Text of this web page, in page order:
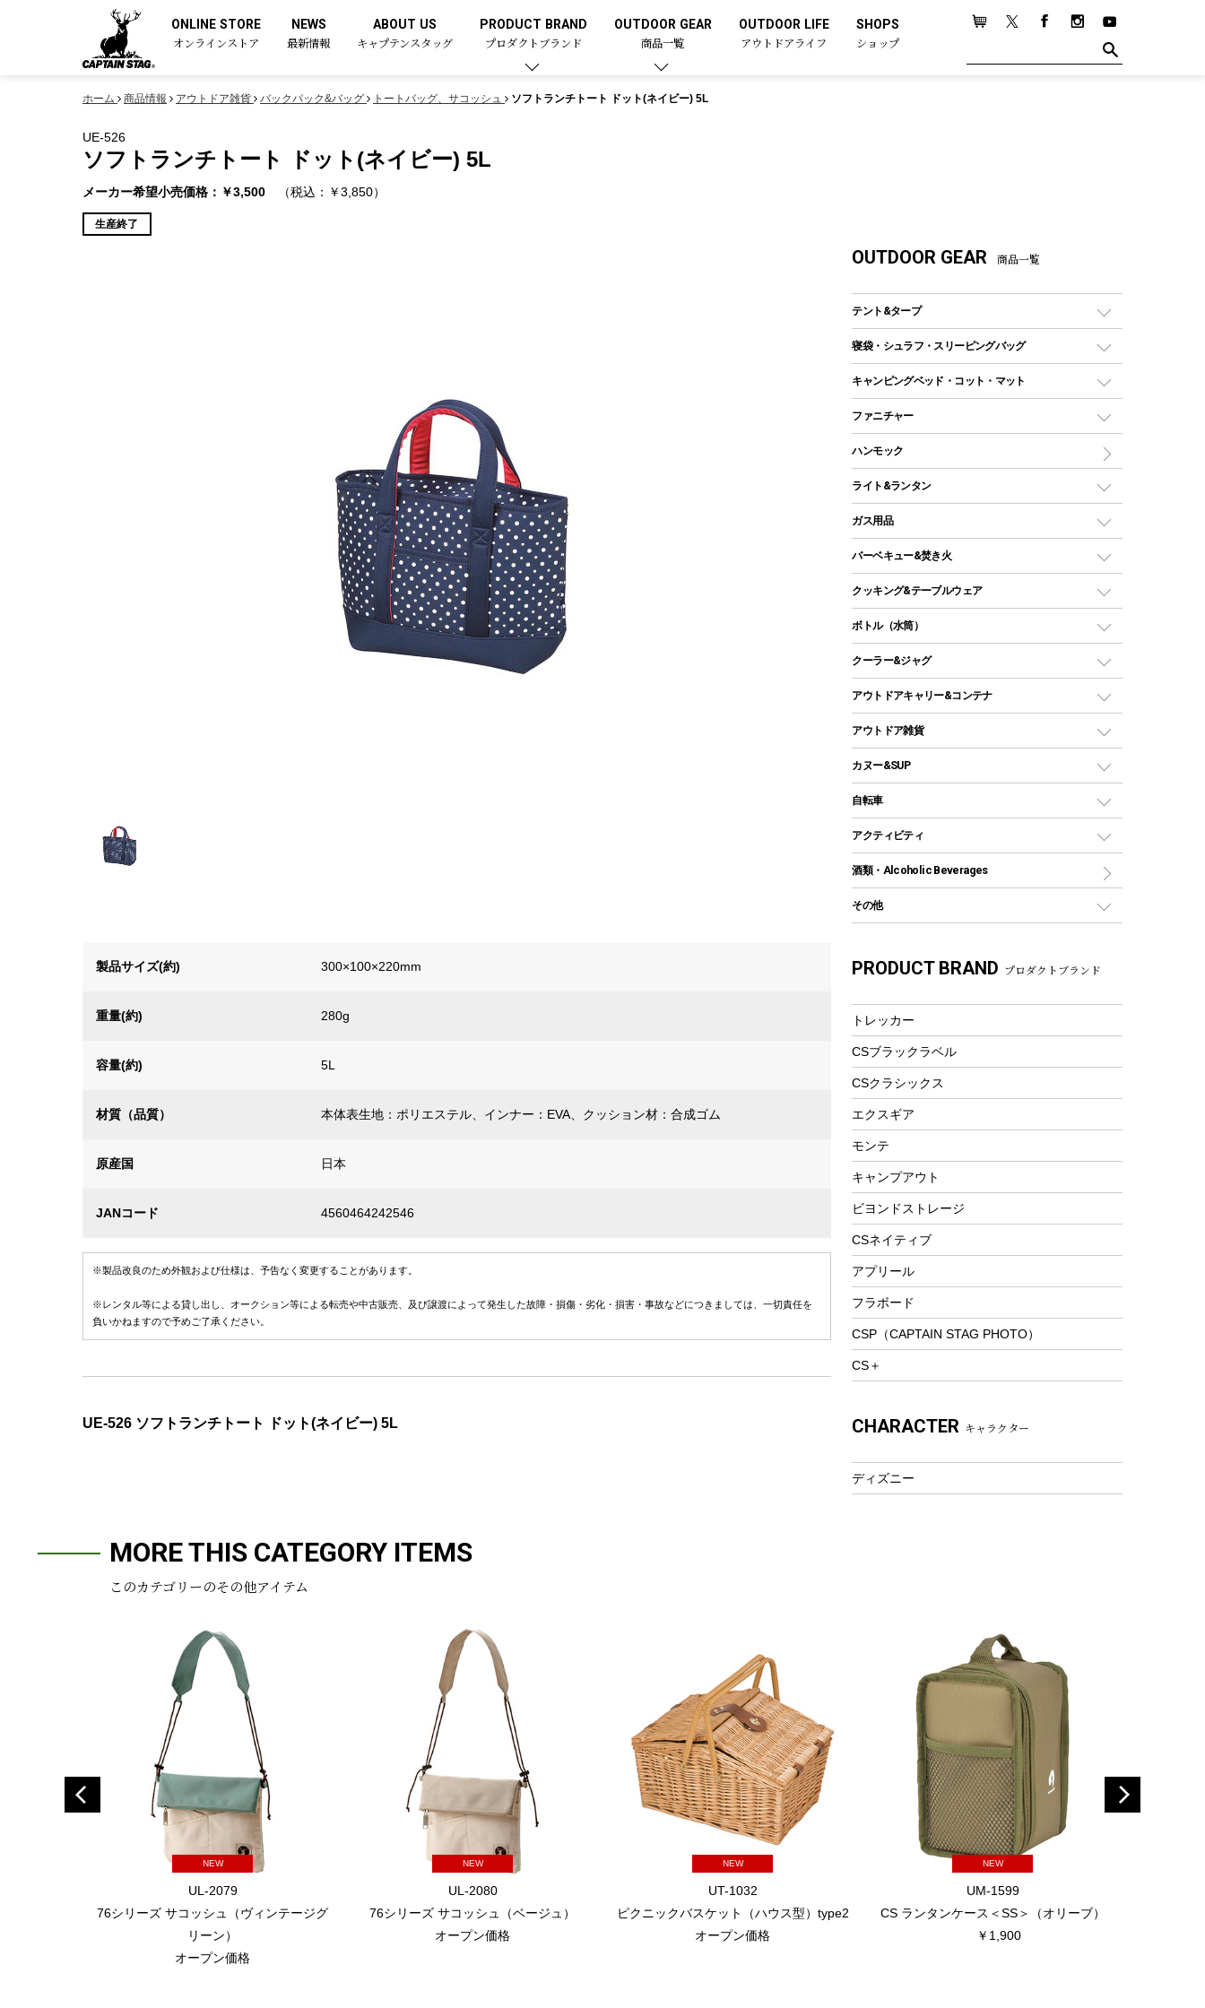
ONLINE STORE
オンラインストア
NEWS
最新情報
ABOUT US
キャプテンスタッグ
PRODUCT BRAND
プロダクトブランド
OUTDOOR GEAR
商品一覧
OUTDOOR LIFE
アウトドアライフ
SHOPS
ショップ
ホーム 商品情報 アウトドア雑貨 バックパック&バッグ トートバッグ、サコッシュ ソフトランチトート ドット(ネイビー) 5L
UE-526
ソフトランチトート ドット(ネイビー) 5L
メーカー希望小売価格：￥3,500 （税込：￥3,850）
生産終了
製品サイズ(約) 300×100×220mm
重量(約) 280g
容量(約) 5L
材質（品質） 本体表生地：ポリエステル、インナー：EVA、クッション材：合成ゴム
原産国 日本
JANコード 4560464242546
※製品改良のため外観および仕様は、予告なく変更することがあります。
※レンタル等による貸し出し、オークション等による転売や中古販売、及び譲渡によって発生した故障・損傷・劣化・損害・事故などにつきましては、一切責任を
負いかねますので予めご了承ください。
UE-526 ソフトランチトート ドット(ネイビー) 5L
OUTDOOR GEAR 商品一覧
テント&タープ
テント
ツールームテント
ワンポールテント
シェルターテント
ソロテント
ロッジ型・オリジナルテント
タープ
スクエアタープ（レクタタープ）
メッシュタープ
自立式タープ
パラソル
テントアクセサリー
ペグ
ポール
グランドシート
ツール
寝袋・シュラフ・スリーピングバッグ
レクタングラー型（封筒型）シュラフ
インナーシュラフ
キャンピングベッド・コット・マット
キャンピングベッド・コット
インフレータブルマット
ファニチャー
アウトドアテーブル
レジャーシート
ハンモック
ライト&ランタン
LEDランタン
ガスランタン
オイルランタン
LEDライト
ヘッドライト
キャンドル
ガス用品
ガスバーナー
ガス缶
ガストーチ、ライター
バーベキュー&焚き火
バーベキューコンロ、グリル
焚き火台タイプ（ロースタイル）グリル
卓上タイプグリル
パーティータイプグリル
ソロキャンプ用グリル
鉄板、アミ
焚き火台&ストーブ
火起こし
バーベキューツール
燃料・着火剤・炭
クッキング&テーブルウェア
ダッチオーブン
ホットサンドメーカー
クッカーセット
シェラカップ
クッキングツール
ナイフ
カトラリー
マグカップ、カップ
フードボトル
コーヒー&ミル
トレー
ランチョンマット
ランチボックス
ピクニックセット
ボトル（水筒）
ステンレスボトル
コップ付きタイプ
ワンタッチタイプ
プラスチックボトル
ディズニーボトル
クーラー&ジャグ
クーラーボックス
クーラーバッグ
ウォータージャグ
保冷剤
アウトドアキャリー&コンテナ
アウトドアキャリー
アウトドア雑貨
バックパック&バッグ
リュック、バックパック
トートバッグ、サコッシュ
ショッピングキャリー
その他アウトドア雑貨
レイン
ツール、他
カヌー&SUP
インフレータブル
カヤック
パドル
ヘルメット
アクセサリー
自転車
折りたたみ自転車
スポーツサイクル
シティサイクル
自転車用アクセサリー
自転車ウェア
アクティビティ
マリン
ラッシュガード
テント
フローティングベスト
ヘルメット
エアーポンプ
ウィンター
防寒ウェア
ツール&アクセサリー
トレッキング
トレッキングステッキ
プレイグッズ
ウェルネス
フィットネス
アクセサリー
酒類・Alcoholic Beverages
その他
湯たんぽ
PRODUCT BRAND プロダクトブランド
トレッカー
CSブラックラベル
CSクラシックス
エクスギア
モンテ
キャンプアウト
ビヨンドストレージ
CSネイティブ
アプリール
フラボード
CSP（CAPTAIN STAG PHOTO）
CS＋
CHARACTER キャラクター
ディズニー
MORE THIS CATEGORY ITEMS
このカテゴリーのその他アイテム
NEW
UL-2079
76シリーズ サコッシュ（ヴィンテージグ
リーン）
オープン価格
NEW
UL-2080
76シリーズ サコッシュ（ベージュ）
オープン価格
NEW
UT-1032
ピクニックバスケット（ハウス型）type2
オープン価格
NEW
UM-1599
CS ランタンケース＜SS＞（オリーブ）
￥1,900